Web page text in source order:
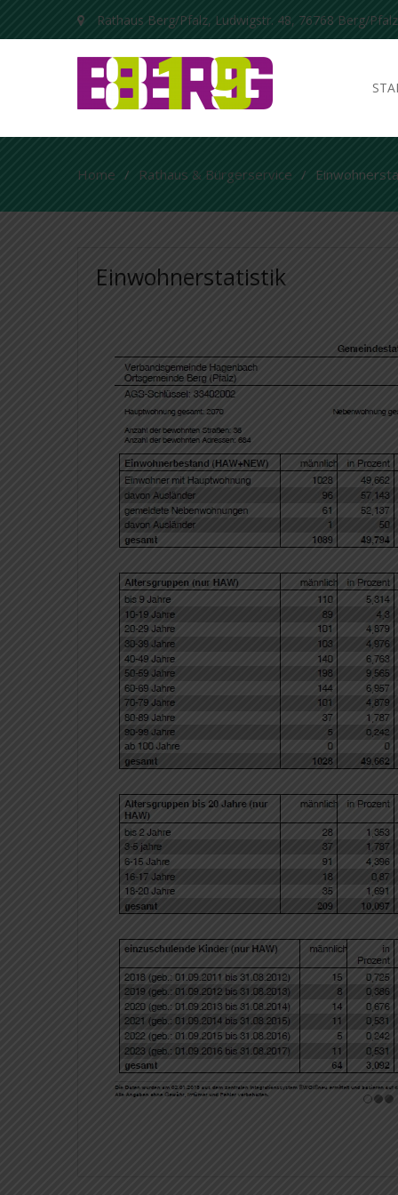
Rathaus Berg/Pfalz, Ludwigstr. 48, 76768 Berg/Pfalz
Home Rathaus & Bürgerservice
Einwohnerstatistik